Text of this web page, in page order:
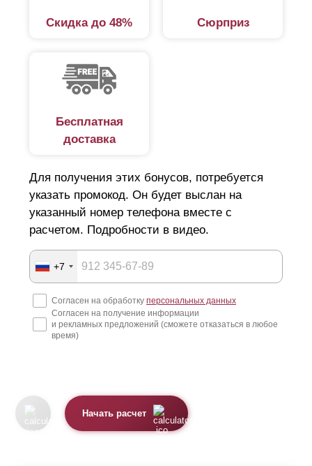
Скидка до 48% Сюрприз
Бесплатная
доставка
Для получения этих бонусов, потребуется
указать промокод. Он будет выслан на
указанный номер телефона вместе с
расчетом. Подробности в видео.
+7
Согласен на обработку персональных данных
Согласен на получение информации
и рекламных предложений (сможете отказаться в любое
время)
Начать расчет